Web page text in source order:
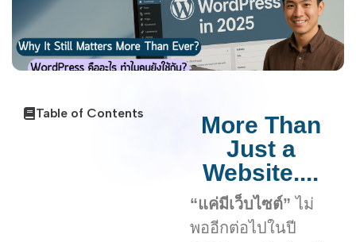
Table of Contents
More Than
Just a
Website....
“แค่มีเว็บไซต์” ไม่
พออีกต่อไปในปี